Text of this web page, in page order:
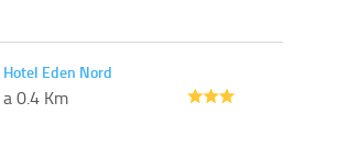
Hotel Eden Nord
a 0.4 Km